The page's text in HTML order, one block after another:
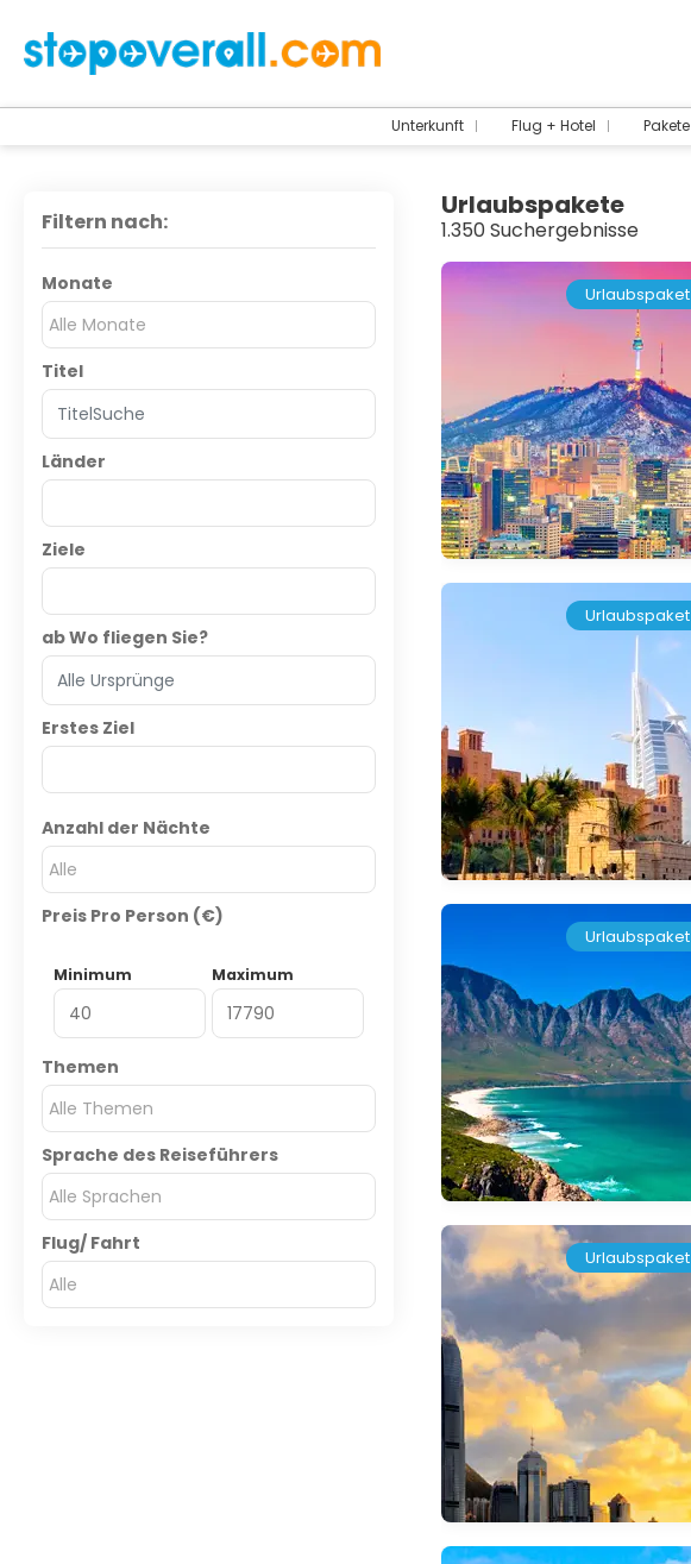
Unterkunft Flug + Hotel Pakete
Filtern nach:
Monate
Alle Monate
Titel
Länder
Ziele
ab Wo fliegen Sie?
Erstes Ziel
Anzahl der Nächte
Alle
Preis Pro Person (€)
Minimum Maximum
Themen
Alle Themen
Sprache des Reiseführers
Alle Sprachen
Flug/ Fahrt
Alle
Urlaubspakete
1.350 Suchergebnisse
Urlaubspaket
Urlaubspaket
Urlaubspaket
Urlaubspaket